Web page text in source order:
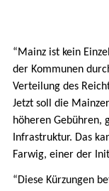
“Mainz ist kein
der Kommunen
Verteilung des
Jetzt soll die
höheren Gebühren,
Infrastruktur. Das
Farwig, einer der
“Diese Kürzungen